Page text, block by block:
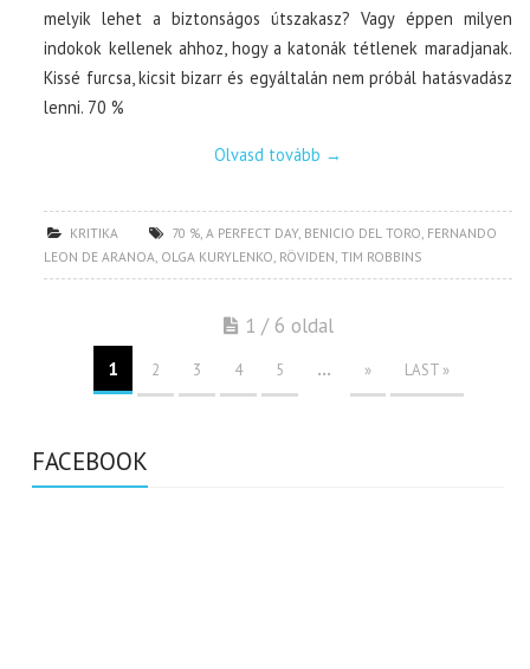
melyik lehet a biztonságos útszakasz? Vagy éppen milyen
indokok kellenek ahhoz, hogy a katonák tétlenek maradjanak.
Kissé furcsa, kicsit bizarr és egyáltalán nem próbál hatásvadász
lenni. 70 %
Olvasd tovább →
KRITIKA 70 % ,A PERFECT DAY, BENICIO DEL TORO FERNANDO
LEON DE ARANOA OLGA KURYLENKO RÖVIDEN ,TIM ROBBINS
1 / 6 oldal
1 2 3 4 5 ... » LAST »
FACEBOOK